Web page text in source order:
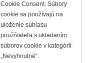
Cookie Consent. Súbory
cookie sa používajú na
uloženie súhlasu
používateľa s ukladaním
súborov cookie v kategórii
„Nevyhnutné“.